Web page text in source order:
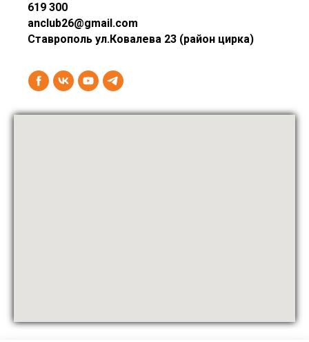
619 300
anclub26@gmail.com
Ставрополь ул.Ковалева 23 (район цирка)